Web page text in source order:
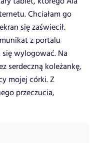
Chciałam go
się zaświecił.
z portalu
się wylogować. Na
serdeczną koleżankę,
mojej córki. Z
przeczucia,